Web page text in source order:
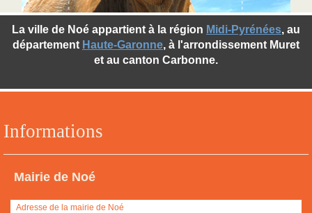
Informations
Mairie de Noé
Adresse de la mairie de Noé
La ville de Noé appartient à la région Midi-Pyrénées, au
département Haute-Garonne, à l'arrondissement Muret
et au canton Carbonne.